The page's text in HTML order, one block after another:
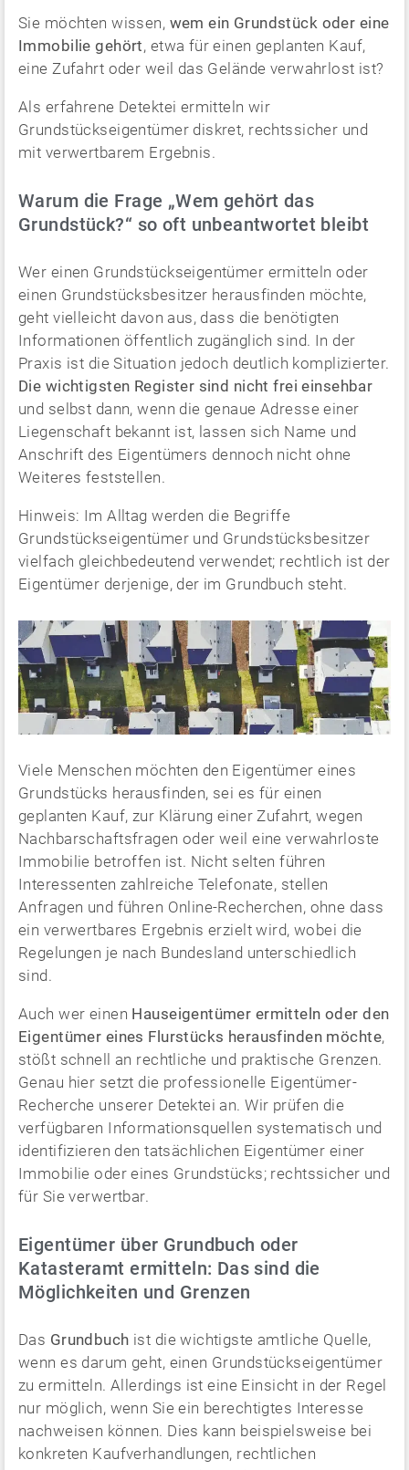
Sie möchten wissen, wem ein Grundstück oder eine
Immobilie gehört, etwa für einen geplanten Kauf,
eine Zufahrt oder weil das Gelände verwahrlost ist?
Als erfahrene Detektei ermitteln wir
Grundstückseigentümer diskret, rechtssicher und
mit verwertbarem Ergebnis.
Warum die Frage „Wem gehört das
Grundstück?“ so oft unbeantwortet bleibt
Wer einen Grundstückseigentümer ermitteln oder
einen Grundstücksbesitzer herausfinden möchte,
geht vielleicht davon aus, dass die benötigten
Informationen öffentlich zugänglich sind. In der
Praxis ist die Situation jedoch deutlich komplizierter.
Die wichtigsten Register sind nicht frei einsehbar
und selbst dann, wenn die genaue Adresse einer
Liegenschaft bekannt ist, lassen sich Name und
Anschrift des Eigentümers dennoch nicht ohne
Weiteres feststellen.
Hinweis: Im Alltag werden die Begriffe
Grundstückseigentümer und Grundstücksbesitzer
vielfach gleichbedeutend verwendet; rechtlich ist der
Eigentümer derjenige, der im Grundbuch steht.
Viele Menschen möchten den Eigentümer eines
Grundstücks herausfinden, sei es für einen
geplanten Kauf, zur Klärung einer Zufahrt, wegen
Nachbarschaftsfragen oder weil eine verwahrloste
Immobilie betroffen ist. Nicht selten führen
Interessenten zahlreiche Telefonate, stellen
Anfragen und führen Online-Recherchen, ohne dass
ein verwertbares Ergebnis erzielt wird, wobei die
Regelungen je nach Bundesland unterschiedlich
sind.
Auch wer einen Hauseigentümer ermitteln oder den
Eigentümer eines Flurstücks herausfinden möchte,
stößt schnell an rechtliche und praktische Grenzen.
Genau hier setzt die professionelle Eigentümer-
Recherche unserer Detektei an. Wir prüfen die
verfügbaren Informationsquellen systematisch und
identifizieren den tatsächlichen Eigentümer einer
Immobilie oder eines Grundstücks; rechtssicher und
für Sie verwertbar.
Eigentümer über Grundbuch oder
Katasteramt ermitteln: Das sind die
Möglichkeiten und Grenzen
Das Grundbuch ist die wichtigste amtliche Quelle,
wenn es darum geht, einen Grundstückseigentümer
zu ermitteln. Allerdings ist eine Einsicht in der Regel
nur möglich, wenn Sie ein berechtigtes Interesse
nachweisen können. Dies kann beispielsweise bei
konkreten Kaufverhandlungen, rechtlichen